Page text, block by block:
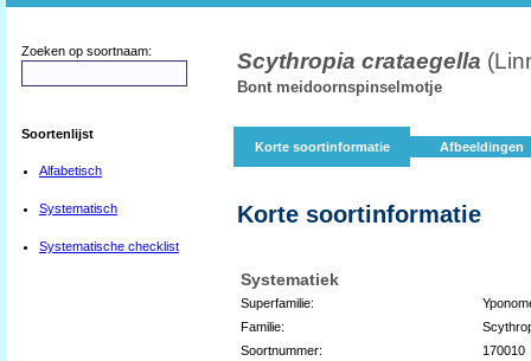
Zoeken op soortnaam:
Soortenlijst
Alfabetisch
Systematisch
Systematische checklist
Scythropia crataegella
Bont meidoornspinselmotje
Korte soortinformatie Afbeeldingen
Korte soortinformatie
Systematiek
Superfamilie:
Familie:
Soortnummer:
170010